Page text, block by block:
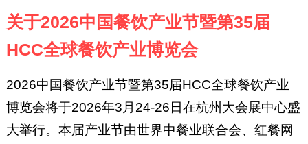
关于2026中国餐饮产业节暨第35届
HCC全球餐饮产业博览会
2026中国餐饮产业节暨第35届HCC全球餐饮产业
博览会将于2026年3月24-26日在杭州大会展中心盛
大举行。本届产业节由世界中餐业联合会、红餐网